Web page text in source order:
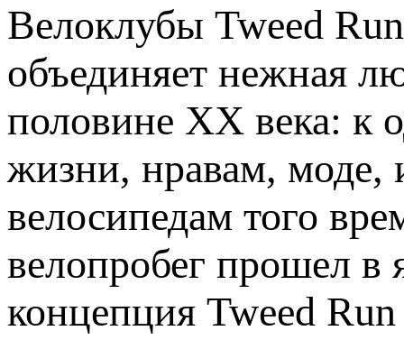
Велоклубы Tweed
объединяет нежная
половине ХХ века: к
жизни, нравам, моде,
велосипедам того
велопробег прошел в
концепция Tweed